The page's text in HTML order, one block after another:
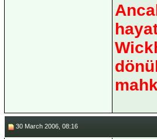
30 March 2006, 08:16